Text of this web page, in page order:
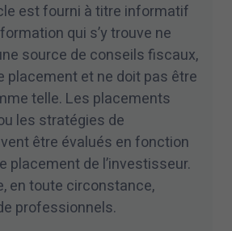
est fourni à titre informatif
qui s’y trouve ne
source de conseils fiscaux,
placement et ne doit pas être
telle. Les placements
les stratégies de
être évalués en fonction
placement de l’investisseur.
en toute circonstance,
professionnels.